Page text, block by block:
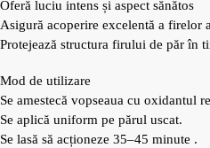
Oferă luciu intens și aspect sănătos
Asigură acoperire excelentă a firelor
Protejează structura firului de păr în
Mod de utilizare
Se amestecă vopseaua cu oxidantul
Se aplică uniform pe părul uscat.
Se lasă să acționeze 35–45 minute .